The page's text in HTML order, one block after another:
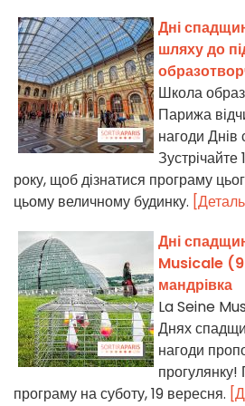
Дні
шляху до
Школа
Парижа
нагоди
року, щоб дізнатися програму
цьому величному будинку.
Дні
Musicale
мандрівка
La Seine
Днях
нагоди
програму на суботу, 19 вересня.